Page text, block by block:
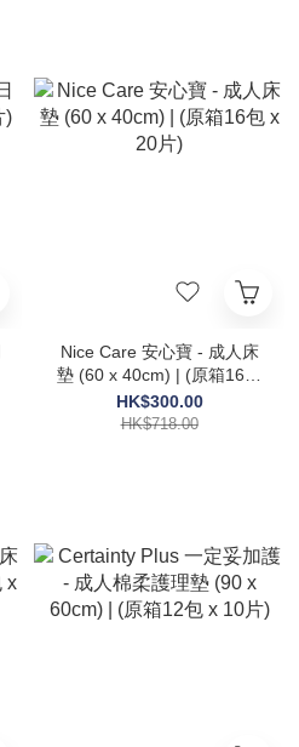
Nice Care 安心寶 - 成人床
墊 (60 x 40cm) | (原箱16包
x 20片)
HK$300.00
HK$718.00